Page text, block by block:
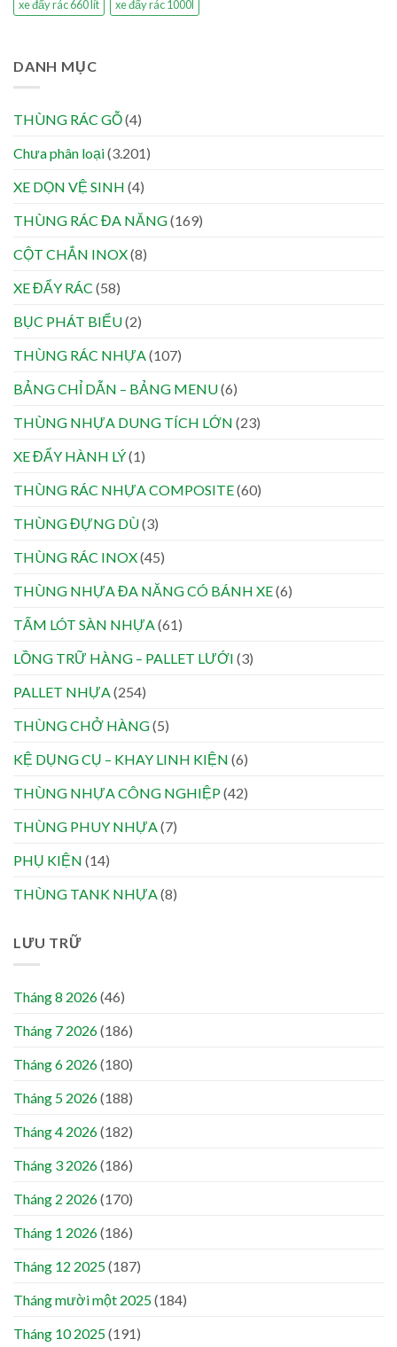
xe đẩy rác 660 lít
xe đẩy rác 1000l
DANH MỤC
THÙNG RÁC GỖ(4)
Chưa phân loại(3.201)
XE DỌN VỆ SINH (4)
THÙNG RÁC ĐA NĂNG(169)
CỘT CHẮN INOX(8)
XE ĐẨY RÁC (58)
BỤC PHÁT BIỂU(2)
THÙNG RÁC NHỰA(107)
BẢNG CHỈ DẪN – BẢNG MENU(6)
THÙNG NHỰA DUNG TÍCH LỚN (23)
XE ĐẨY HÀNH LÝ(1)
THÙNG RÁC NHỰA COMPOSITE(60)
THÙNG ĐỰNG DÙ(3)
THÙNG RÁC INOX(45)
THÙNG NHỰA ĐA NĂNG CÓ BÁNH XE(6)
TẤM LÓT SÀN NHỰA(61)
LỒNG TRỮ HÀNG – PALLET LƯỚI (3)
PALLET NHỰA(254)
THÙNG CHỞ HÀNG(5)
KỆ DỤNG CỤ – KHAY LINH KIỆN (6)
THÙNG NHỰA CÔNG NGHIỆP(42)
THÙNG PHUY NHỰA(7)
PHỤ KIỆN (14)
THÙNG TANK NHỰA(8)
LƯU TRỮ
Tháng 8 2026(46)
Tháng 7 2026(186)
Tháng 6 2026(180)
Tháng 5 2026(188)
Tháng 4 2026(182)
Tháng 3 2026(186)
Tháng 2 2026(170)
Tháng 1 2026(186)
Tháng 12 2025(187)
Tháng mười một 2025(184)
Tháng 10 2025(191)